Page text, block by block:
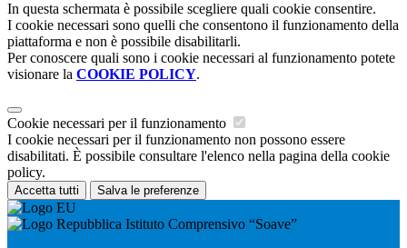
In questa schermata è possibile scegliere quali cookie consentire.
I cookie necessari sono quelli che consentono il funzionamento della
piattaforma e non è possibile disabilitarli.
Per conoscere quali sono i cookie necessari al funzionamento potete
visionare la COOKIE POLICY.
Cookie necessari per il funzionamento
I cookie necessari per il funzionamento non possono essere
disabilitati. È possibile consultare l'elenco nella pagina della cookie
policy.
Accetta tutti Salva le preferenze
Istituto Comprensivo “Soave”